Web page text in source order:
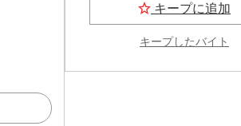
キープに追加
キープしたバイト